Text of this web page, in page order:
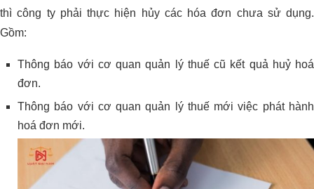
thì công ty phải thực hiện hủy các hóa đơn chưa sử dụng.
Gồm:
Thông báo với cơ quan quản lý thuế cũ kết quả huỷ hoá
đơn.
Thông báo với cơ quan quản lý thuế mới việc phát hành
hoá đơn mới.